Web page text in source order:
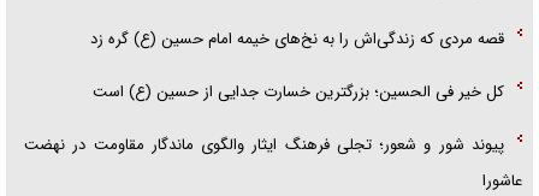
قصه مردی که زندگی‌اش را به نخ‌های خیمه امام حسین (ع) گره زد
کل خیر فی الحسین؛ بزرگترین خسارت جدایی از حسین (ع) است
پیوند شور و شعور؛ تجلی فرهنگ ایثار والگوی ماندگار مقاومت در نهضت
عاشورا